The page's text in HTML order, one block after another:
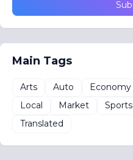
Main Tags
Arts Auto Economy
Local
Market Sports
Translated